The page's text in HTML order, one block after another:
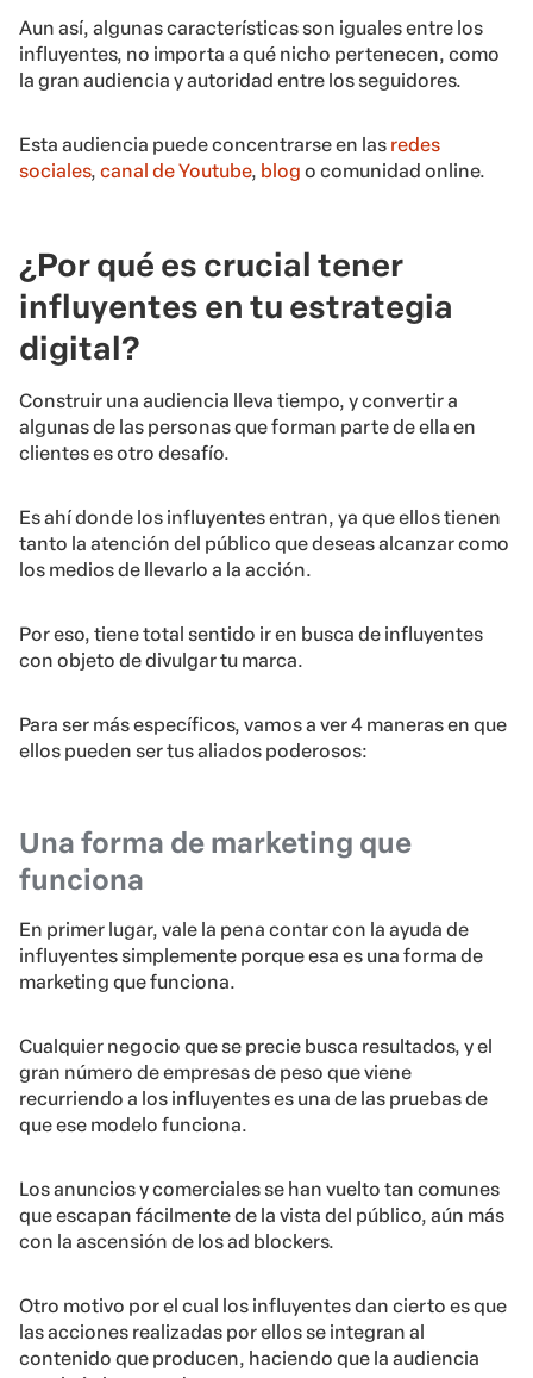
Aun así, algunas características son iguales entre los
influyentes, no importa a qué nicho pertenecen, como
la gran audiencia y autoridad entre los seguidores.
Esta audiencia puede concentrarse en las redes
sociales, canal de Youtube, blog o comunidad online.
¿Por qué es crucial tener
influyentes en tu estrategia
digital?
Construir una audiencia lleva tiempo, y convertir a
algunas de las personas que forman parte de ella en
clientes es otro desafío.
Es ahí donde los influyentes entran, ya que ellos tienen
tanto la atención del público que deseas alcanzar como
los medios de llevarlo a la acción.
Por eso, tiene total sentido ir en busca de influyentes
con objeto de divulgar tu marca.
Para ser más específicos, vamos a ver 4 maneras en que
ellos pueden ser tus aliados poderosos:
Una forma de marketing que
funciona
En primer lugar, vale la pena contar con la ayuda de
influyentes simplemente porque esa es una forma de
marketing que funciona.
Cualquier negocio que se precie busca resultados, y el
gran número de empresas de peso que viene
recurriendo a los influyentes es una de las pruebas de
que ese modelo funciona.
Los anuncios y comerciales se han vuelto tan comunes
que escapan fácilmente de la vista del público, aún más
con la ascensión de los ad blockers.
Otro motivo por el cual los influyentes dan cierto es que
las acciones realizadas por ellos se integran al
contenido que producen, haciendo que la audiencia